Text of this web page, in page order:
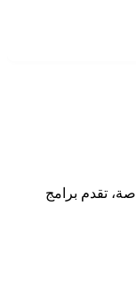
في التخصصات الطبية والهندسية. تضم أكثر من 60 جامعة حكومية وخاصة، تقدم برامج